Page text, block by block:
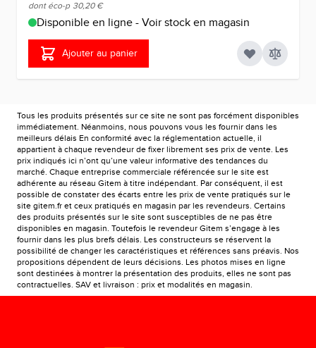
dont éco-p 30,20 €
Disponible en ligne - Voir stock en magasin
Ajouter au panier
Tous les produits présentés sur ce site ne sont pas forcément disponibles
immédiatement. Néanmoins, nous pouvons vous les fournir dans les
meilleurs délais En conformité avec la réglementation actuelle, il
appartient à chaque revendeur de fixer librement ses prix de vente. Les
prix indiqués ici n’ont qu’une valeur informative des tendances du
marché. Chaque entreprise commerciale référencée sur le site est
adhérente au réseau Gitem à titre indépendant. Par conséquent, il est
possible de constater des écarts entre les prix de vente pratiqués sur le
site gitem.fr et ceux pratiqués en magasin par les revendeurs. Certains
des produits présentés sur le site sont susceptibles de ne pas être
disponibles en magasin. Toutefois le revendeur Gitem s’engage à les
fournir dans les plus brefs délais. Les constructeurs se réservent la
possibilité de changer les caractéristiques et références sans préavis. Nos
propositions dépendent de leurs décisions. Les photos mises en ligne
sont destinées à montrer la présentation des produits, elles ne sont pas
contractuelles. SAV et livraison : prix et modalités en magasin.